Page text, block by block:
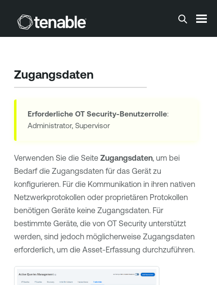
Zum Hauptinhalt springen
Zugangsdaten
Erforderliche OT Security-Benutzerrolle:
Administrator, Supervisor
Verwenden Sie die Seite Zugangsdaten, um bei
Bedarf die Zugangsdaten für das Gerät zu
konfigurieren. Für die Kommunikation in ihren nativen
Netzwerkprotokollen oder proprietären Protokollen
benötigen Geräte keine Zugangsdaten. Für
bestimmte Geräte, die von OT Securityunterstützt
werden, sind jedoch möglicherweise Zugangsdaten
erforderlich, um die Asset-Erfassung durchzuführen.